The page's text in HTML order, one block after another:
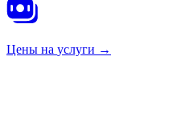
Цены на услуги →